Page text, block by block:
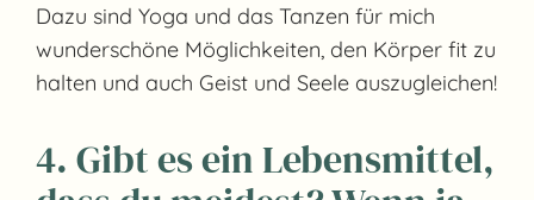
Dazu sind Yoga und das Tanzen für mich
wunderschöne Möglichkeiten, den Körper fit zu
halten und auch Geist und Seele auszugleichen!
4. Gibt es ein Lebensmittel,